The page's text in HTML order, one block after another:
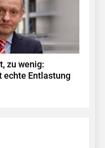
zu wenig:
echte Entlastung